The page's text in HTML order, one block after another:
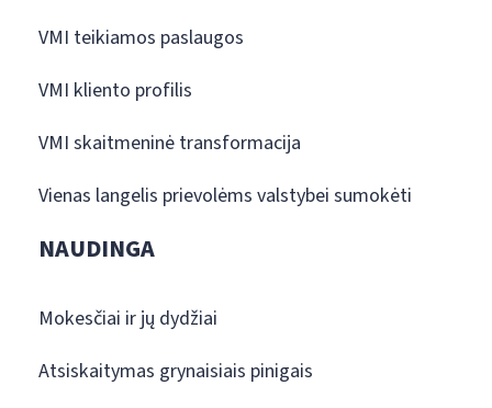
VMI teikiamos paslaugos
VMI kliento profilis
VMI skaitmeninė transformacija
Vienas langelis prievolėms valstybei sumokėti
NAUDINGA
Mokesčiai ir jų dydžiai
Atsiskaitymas grynaisiais pinigais